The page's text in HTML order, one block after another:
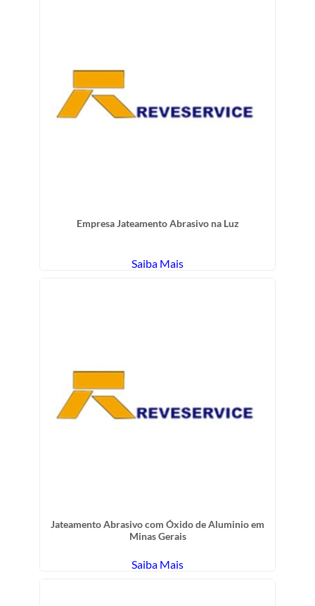
Empresa Jateamento Abrasivo na Luz
Saiba Mais
Jateamento Abrasivo com Óxido de Aluminio em
Minas Gerais
Saiba Mais